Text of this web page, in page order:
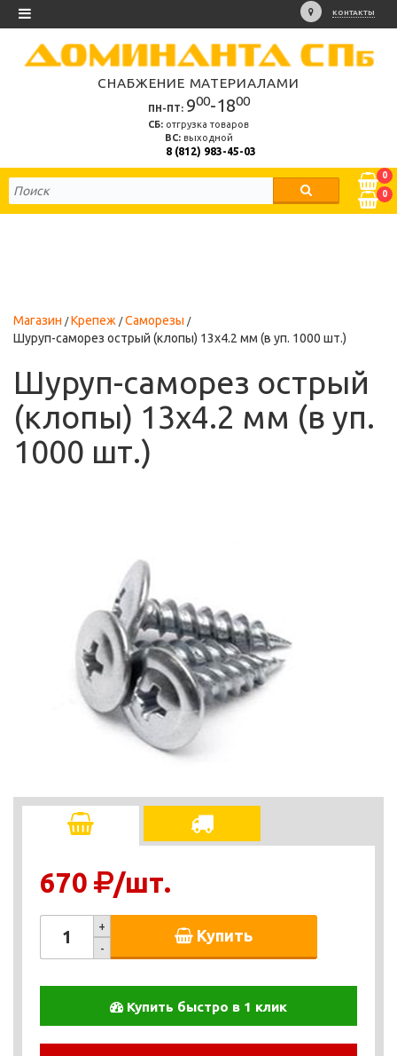
КОНТАКТЫ
СНАБЖЕНИЕ МАТЕРИАЛАМИ
ПН-ПТ: 900-1800
СБ: отгрузка товаров
ВС:выходной
8 (812) 983-45-03
0
0
Магазин Крепеж
Саморезы
Шуруп-саморез острый (клопы) 13х4.2 мм (в уп. 1000 шт.)
Шуруп-саморез острый
(клопы) 13х4.2 мм (в уп.
1000 шт.)
670 /шт.
+
-
Купить
Купить быстро в 1 клик